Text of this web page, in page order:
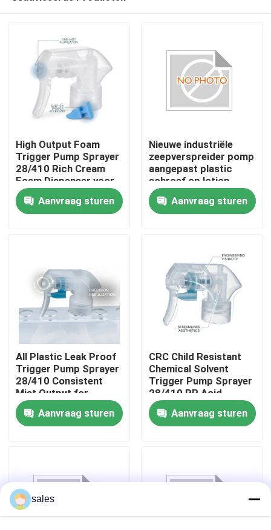
Thuis
Producten
Fabriekstocht
Kwaliteitscontrole
Neem contact met ons op
Nieuws
De Spuitbus van de parfumpomp
High Output Foam
Trigger Pump Sprayer
28/410 Rich Cream
Foam Dispenser voor
badkamer
tegelreinigingsproducten
Aanvraag sturen
Nieuwe industriële
zeepverspreider pomp
aangepast plastic
schroef op lotion
pomp K201-4
Aanvraag sturen
All Plastic Leak Proof
Trigger Pump Sprayer
28/410 Consistent
Mist Output for
Household Cleaning
BottlesAanvraag sturen
CRC Child Resistant
Chemical Solvent
Trigger Pump Sprayer
28/410 PP Acid
Resistant for
Industrial Cleaning
Aanvraag sturen
sales